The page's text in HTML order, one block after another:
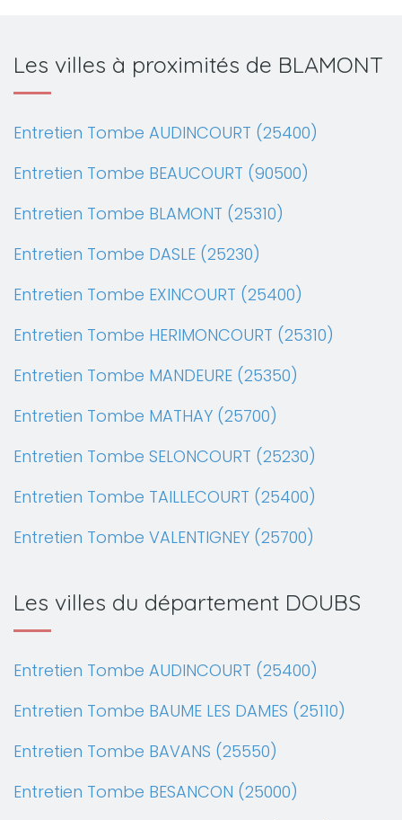
Les villes à proximités de BLAMONT
Entretien Tombe AUDINCOURT (25400)
Entretien Tombe BEAUCOURT (90500)
Entretien Tombe BLAMONT (25310)
Entretien Tombe DASLE (25230)
Entretien Tombe EXINCOURT (25400)
Entretien Tombe HERIMONCOURT (25310)
Entretien Tombe MANDEURE (25350)
Entretien Tombe MATHAY (25700)
Entretien Tombe SELONCOURT (25230)
Entretien Tombe TAILLECOURT (25400)
Entretien Tombe VALENTIGNEY (25700)
Les villes du département DOUBS
Entretien Tombe AUDINCOURT (25400)
Entretien Tombe BAUME LES DAMES (25110)
Entretien Tombe BAVANS (25550)
Entretien Tombe BESANCON (25000)